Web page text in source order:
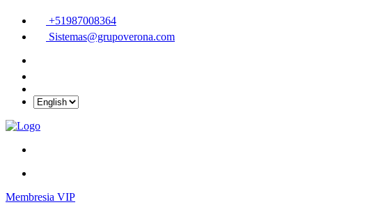
+51987008364
Sistemas@grupoverona.com
Membresia VIP